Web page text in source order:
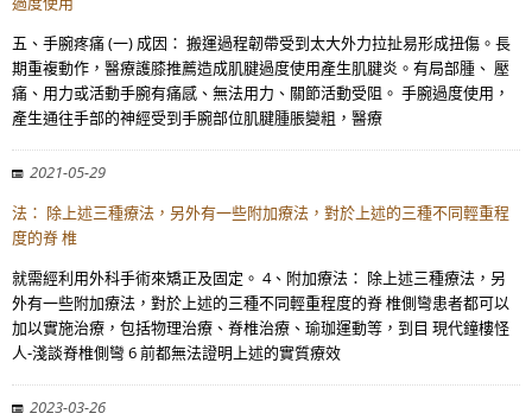
五、手腕疼痛 (一) 成因： 搬運過程韌帶受到太大外力拉扯易形成扭傷。長
期重複動作，醫療護膝推薦造成肌腱過度使用產生肌腱炎。有局部腫、 壓
痛、用力或活動手腕有痛感、無法用力、關節活動受阻。 手腕過度使用，
產生通往手部的神經受到手腕部位肌腱腫脹變粗，醫療
2021-05-29
法： 除上述三種療法，另外有一些附加療法，對於上述的三種不同輕重程
度的脊 椎
就需經利用外科手術來矯正及固定。 4、附加療法： 除上述三種療法，另
外有一些附加療法，對於上述的三種不同輕重程度的脊 椎側彎患者都可以
加以實施治療，包括物理治療、脊椎治療、瑜珈運動等，到目 現代鐘樓怪
人-淺談脊椎側彎 6 前都無法證明上述的實質療效
2023-03-26